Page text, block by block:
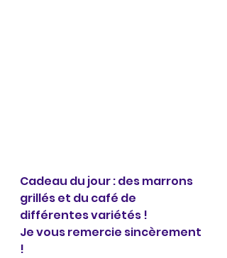
Cadeau du jour : des marrons
grillés et du café de
différentes variétés !
Je vous remercie sincèrement
!